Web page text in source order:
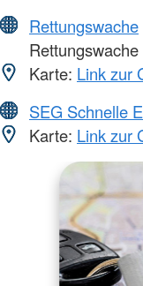
Rettungswache
Karte: Link zur
SEG Schnelle
Karte: Link zur